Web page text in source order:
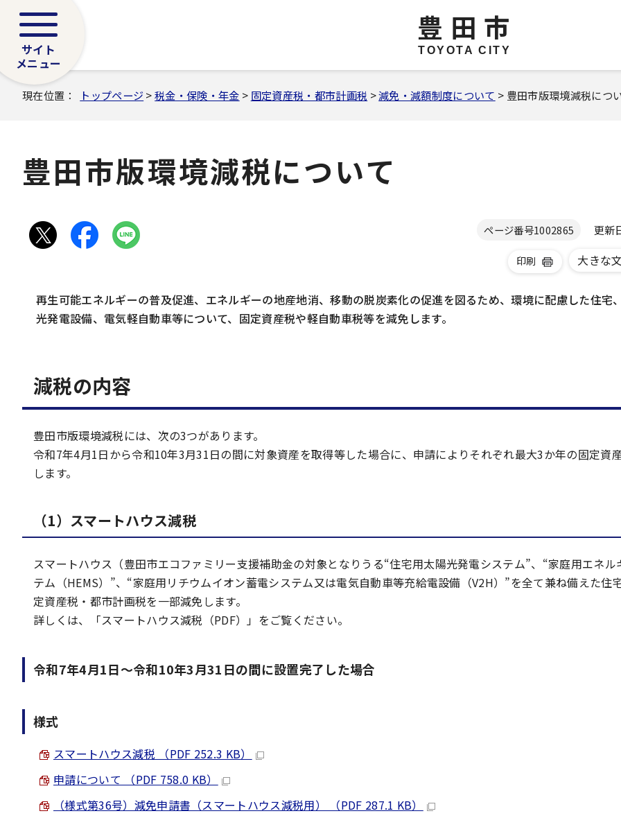
豊田市
TOYOTA CITY
サイト
メニュー
現在位置： トップページ >税金・保険・年金 > 固定資産税・都市計画税 >減免・減額制度について > 豊田市版環境減税につ
豊田市版環境減税について
ページ番号1002865 更新
印刷 大きな
再生可能エネルギーの普及促進、エネルギーの地産地消、移動の脱炭素化の促進を図るため、環境に配慮した住宅
光発電設備、電気軽自動車等について、固定資産税や軽自動車税等を減免します。
減税の内容
豊田市版環境減税には、次の3つがあります。
令和7年4月1日から令和10年3月31日の間に対象資産を取得等した場合に、申請によりそれぞれ最大3か年の固定資
します。
（1）スマートハウス減税
スマートハウス（豊田市エコファミリー支援補助金の対象となりうる“住宅用太陽光発電システム”、“家庭用エネル
テム（HEMS）”、“家庭用リチウムイオン蓄電システム又は電気自動車等充給電設備（V2H）”を全て兼ね備えた住
定資産税・都市計画税を一部減免します。
詳しくは、「スマートハウス減税（PDF）」をご覧ください。
令和7年4月1日～令和10年3月31日の間に設置完了した場合
様式
スマートハウス減税 （PDF 252.3 KB）
申請について （PDF 758.0 KB）
（様式第36号）減免申請書（スマートハウス減税用） （PDF 287.1 KB）